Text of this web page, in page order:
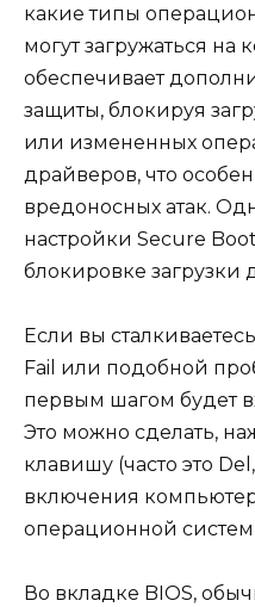
какие типы
могут загружаться на
обеспечивает
защиты, блокируя
или измененных
драйверов, что
вредоносных атак.
настройки Secure
блокировке загрузки
Если вы
Fail или подобной
первым шагом будет
Это можно сделать,
клавишу (часто это
включения
операционной
Во вкладке BIOS,